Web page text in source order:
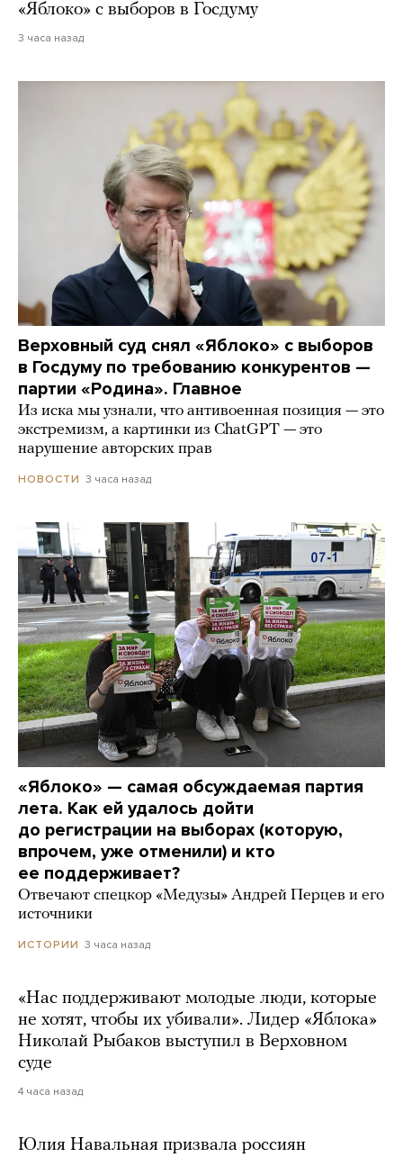
«Яблоко» с выборов в Госдуму
3 часа назад
Верховный суд снял «Яблоко» с выборов
в Госдуму по требованию конкурентов —
партии «Родина». Главное
Из иска мы узнали, что антивоенная позиция — это
экстремизм, а картинки из СhatGPT — это
нарушение авторских прав
НОВОСТИ 3 часа назад
«Яблоко» — самая обсуждаемая партия
лета. Как ей удалось дойти
до регистрации на выборах (которую,
впрочем, уже отменили) и кто
ее поддерживает?
Отвечают спецкор «Медузы» Андрей Перцев и его
источники
ИСТОРИИ 3 часа назад
«Нас поддерживают молодые люди, которые
не хотят, чтобы их убивали». Лидер «Яблока»
Николай Рыбаков выступил в Верховном
суде
4 часа назад
Юлия Навальная призвала россиян